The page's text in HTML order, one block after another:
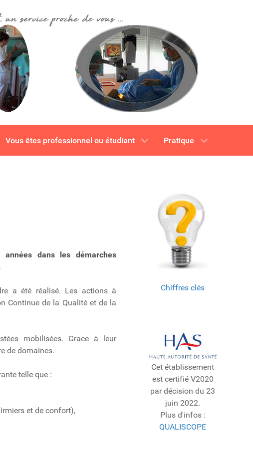
Vous êtes professionnel ou étudiant Pratique
années dans les démarches
a été réalisé. Les actions à
Continue de la Qualité et de la
mobilisées. Grace à leur
de domaines.
telle que :
et de confort),
Chiffres clés
Cet établissement
est certifié V2020
par décision du 23
juin 2022.
Plus d'infos :
QUALISCOPE